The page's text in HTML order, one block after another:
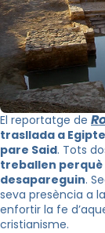
El reportatge de
trasllada a
pare Said. Tots
treballen perquè
desapareguin.
seva presència a
enfortir la fe
cristianisme.